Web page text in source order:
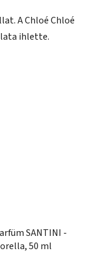
A Chloé Chloé
ihlette.
SANTINI -
50 ml